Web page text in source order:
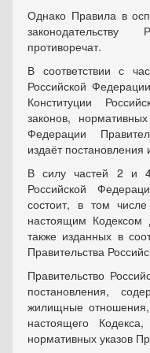
Однако Правила в
противоречат.
В соответствии с
Российской
Конституции
законов,
Федерации
издаёт
В силу частей 2 и
Российской
состоит, в том
настоящим Кодексом
также изданных в
Правительства
Правительство
постановления,
жилищные
настоящего
нормативных указов